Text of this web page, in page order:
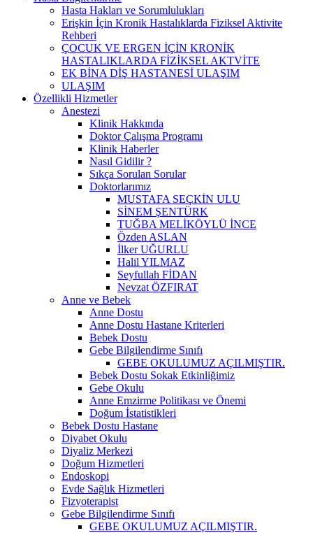
Hasta Hakları ve Sorumlulukları
Erişkin İçin Kronik Hastalıklarda Fiziksel Aktivite
Rehberi
ÇOCUK VE ERGEN İÇİN KRONİK
HASTALIKLARDA FİZİKSEL AKTVİTE
EK BİNA DİŞ HASTANESİ ULAŞIM
ULAŞIM
Özellikli Hizmetler
Anestezi
Klinik Hakkında
Doktor Çalışma Programı
Klinik Haberler
Nasıl Gidilir ?
Sıkça Sorulan Sorular
Doktorlarımız
MUSTAFA SEÇKİN ULU
SİNEM ŞENTÜRK
TUĞBA MELİKÖYLÜ İNCE
Özden ASLAN
İlker UĞURLU
Halil YILMAZ
Seyfullah FİDAN
Nevzat ÖZFIRAT
Anne ve Bebek
Anne Dostu
Anne Dostu Hastane Kriterleri
Bebek Dostu
Gebe Bilgilendirme Sınıfı
GEBE OKULUMUZ AÇILMIŞTIR.
Bebek Dostu Sokak Etkinliğimiz
Gebe Okulu
Anne Emzirme Politikası ve Önemi
Doğum İstatistikleri
Bebek Dostu Hastane
Diyabet Okulu
Diyaliz Merkezi
Doğum Hizmetleri
Endoskopi
Evde Sağlık Hizmetleri
Fizyoterapist
Gebe Bilgilendirme Sınıfı
GEBE OKULUMUZ AÇILMIŞTIR.